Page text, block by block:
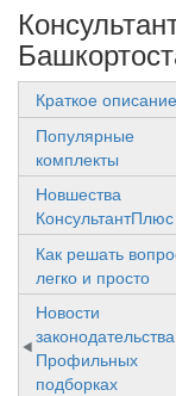
Краткое
Популярные
комплекты
Новшества
КонсультантПлюс
Как решать
легко и просто
Новости
Профильных
подборках